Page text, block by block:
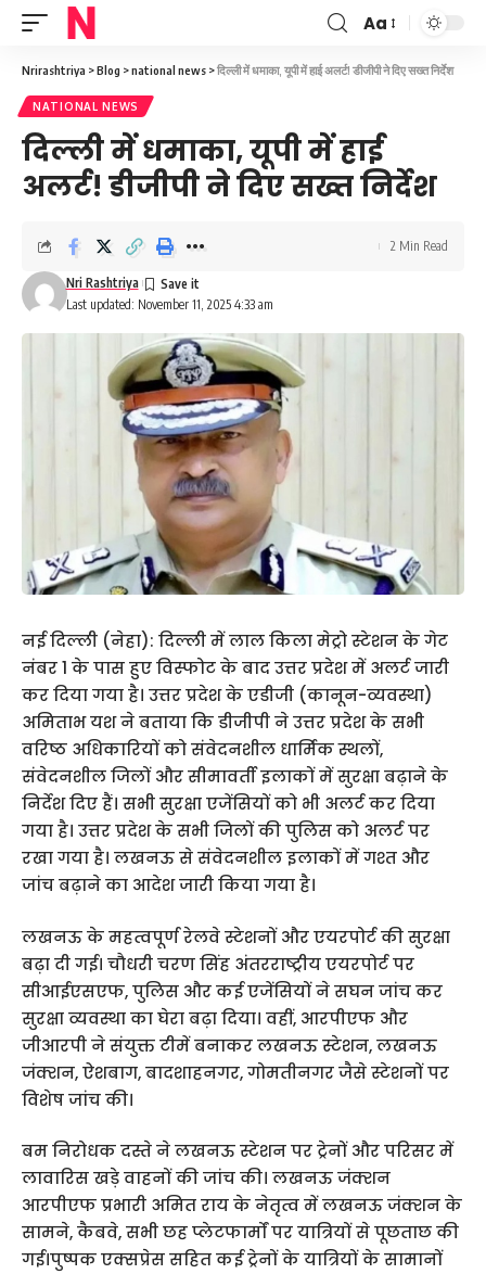
Font
Resizer
Aa
Nrirashtriya >Blog >national news >दिल्ली में धमाका, यूपी में हाई अलर्ट! डीजीपी ने दिए सख्त निर्देश
NATIONAL NEWS
दिल्ली में धमाका, यूपी में हाई
अलर्ट! डीजीपी ने दिए सख्त निर्देश
Last updated: November 11, 2025 4:33 am
Nri Rashtriya
2 Min Read
नई दिल्ली (नेहा): दिल्ली में लाल किला मेट्रो स्टेशन के गेट
नंबर 1 के पास हुए विस्फोट के बाद उत्तर प्रदेश में अलर्ट जारी
कर दिया गया है। उत्तर प्रदेश के एडीजी (कानून-व्यवस्था)
अमिताभ यश ने बताया कि डीजीपी ने उत्तर प्रदेश के सभी
वरिष्ठ अधिकारियों को संवेदनशील धार्मिक स्थलों,
संवेदनशील जिलों और सीमावर्ती इलाकों में सुरक्षा बढ़ाने के
निर्देश दिए हैं। सभी सुरक्षा एजेंसियों को भी अलर्ट कर दिया
गया है। उत्तर प्रदेश के सभी जिलों की पुलिस को अलर्ट पर
रखा गया है। लखनऊ से संवेदनशील इलाकों में गश्त और
जांच बढ़ाने का आदेश जारी किया गया है।
लखनऊ के महत्वपूर्ण रेलवे स्टेशनों और एयरपोर्ट की सुरक्षा
बढ़ा दी गई। चौधरी चरण सिंह अंतरराष्ट्रीय एयरपोर्ट पर
सीआईएसएफ, पुलिस और कई एजेंसियों ने सघन जांच कर
सुरक्षा व्यवस्था का घेरा बढ़ा दिया। वहीं, आरपीएफ और
जीआरपी ने संयुक्त टीमें बनाकर लखनऊ स्टेशन, लखनऊ
जंक्शन, ऐशबाग, बादशाहनगर, गोमतीनगर जैसे स्टेशनों पर
विशेष जांच की।
बम निरोधक दस्ते ने लखनऊ स्टेशन पर ट्रेनों और परिसर में
लावारिस खड़े वाहनों की जांच की। लखनऊ जंक्शन
आरपीएफ प्रभारी अमित राय के नेतृत्व में लखनऊ जंक्शन के
सामने, कैबवे, सभी छह प्लेटफार्मों पर यात्रियों से पूछताछ की
गई।पुष्पक एक्सप्रेस सहित कई ट्रेनों के यात्रियों के सामानों